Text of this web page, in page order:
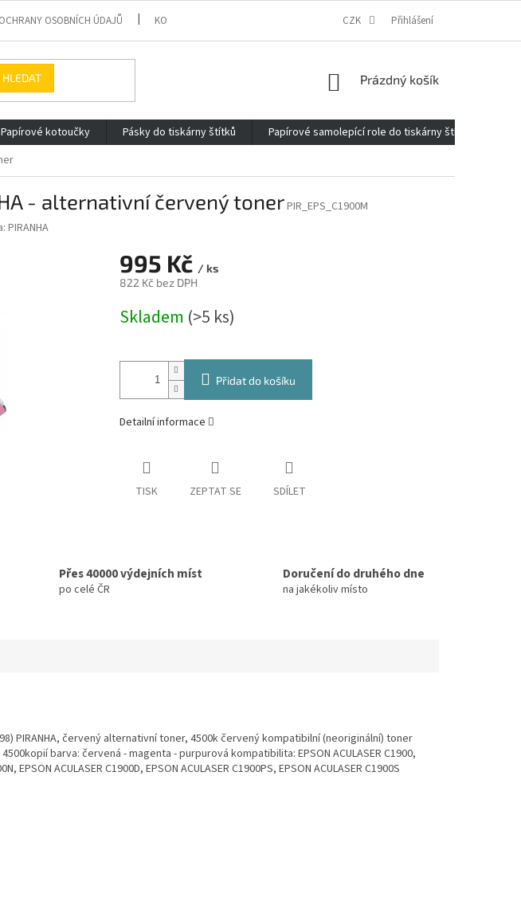
OSOBNÍCH ÚDAJŮ KONTAKTY REKLAMACE ELEKTROMOBILITA 2020
CZK Přihlášení
HLEDAT
NÁKUPNÍ
Prázdný košík
Papírové kotoučky Pásky do tiskárny štítků Papírové samolepící role do tiskárny štítků
- alternativní červený tonerPIR_EPS_C1900M
PIRANHA
995 Kč / ks
822 Kč bez DPH
cena:
Skladem (>5 ks)
Přidat do košíku
Detailní informace
TISK ZEPTAT SE SDÍLET
Přes 40000 výdejních míst
po celé ČR
Doručení do druhého dne
na jakékoliv místo
PIRANHA, červený alternativní toner, 4500k červený kompatibilní (neoriginální) toner
barva: červená - magenta - purpurová kompatibilita: EPSON ACULASER C1900,
EPSON ACULASER C1900D, EPSON ACULASER C1900PS, EPSON ACULASER C1900S